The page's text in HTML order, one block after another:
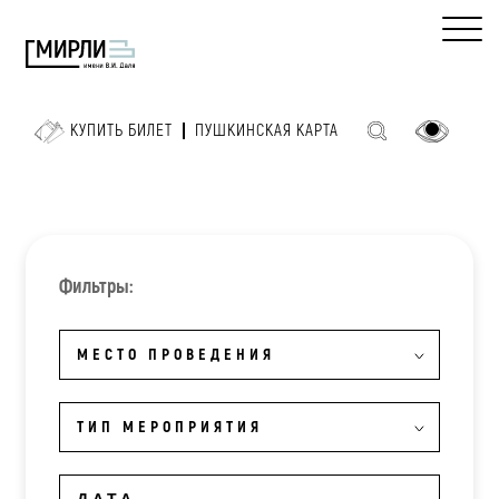
КУПИТЬ БИЛЕТ ПУШКИНСКАЯ КАРТА
Фильтры:
МЕСТО ПРОВЕДЕНИЯ
ТИП МЕРОПРИЯТИЯ